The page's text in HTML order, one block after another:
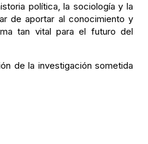
política, la sociología y la
de aportar al conocimiento y
tan vital para el futuro del
de la investigación sometida